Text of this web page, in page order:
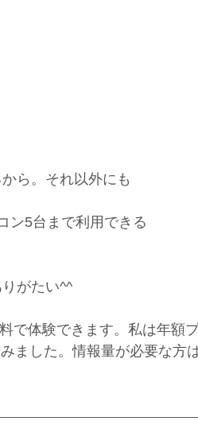
ら。それ以外にも
ン5台まで利用できる
がたい^^
で体験できます。私は年額
ました。情報量が必要な方